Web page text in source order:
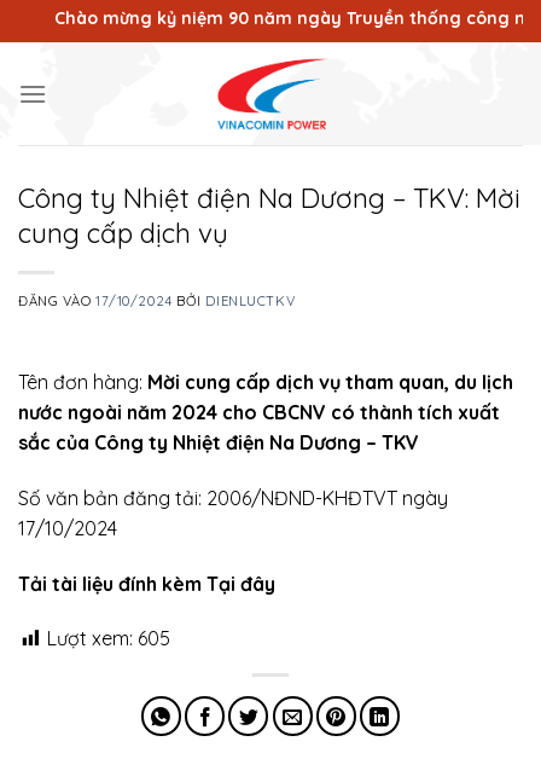
qua
dung
Chào mừng kỷ niệm 90 năm ngày Truyền thống công nhân
Công ty Nhiệt điện Na Dương – TKV: Mời
cung cấp dịch vụ
ĐĂNG VÀO17/10/2024 BỞI DIENLUCTKV
Tên đơn hàng: Mời cung cấp dịch vụ tham quan, du lịch
nước ngoài năm 2024 cho CBCNV có thành tích xuất
sắc của Công ty Nhiệt điện Na Dương – TKV
Số văn bản đăng tải: 2006/NĐND-KHĐTVT ngày
17/10/2024
Tải tài liệu đính kèm Tại đây
Lượt xem: 605